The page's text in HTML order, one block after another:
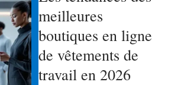
meilleures
boutiques en ligne
de vêtements de
travail en 2026